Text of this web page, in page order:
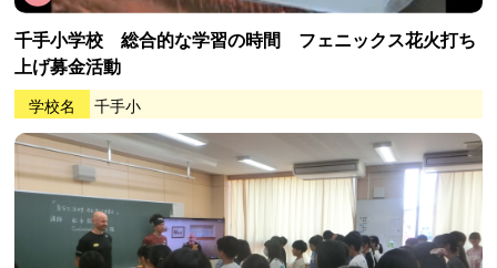
千手小学校 総合的な学習の時間 フェニックス花火打ち
上げ募金活動
学校名 千手小